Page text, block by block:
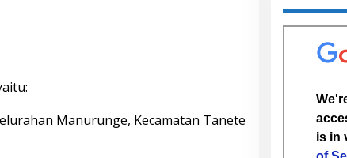
Manurunge, Kecamatan Tanete